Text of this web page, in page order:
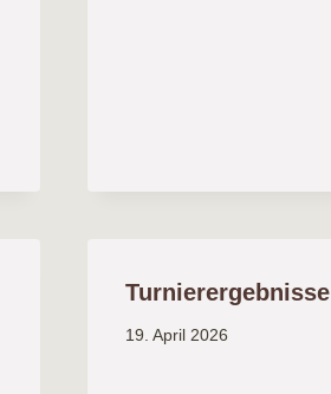
Turnierergebnisse
19. April 2026